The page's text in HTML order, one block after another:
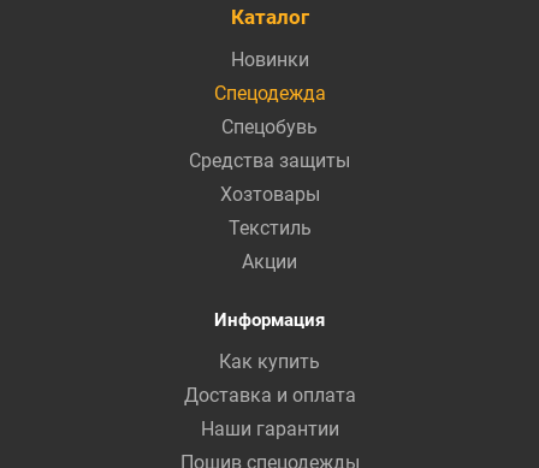
Каталог
Новинки
Спецодежда
Спецобувь
Средства защиты
Хозтовары
Текстиль
Акции
Информация
Как купить
Доставка и оплата
Наши гарантии
Пошив спецодежды